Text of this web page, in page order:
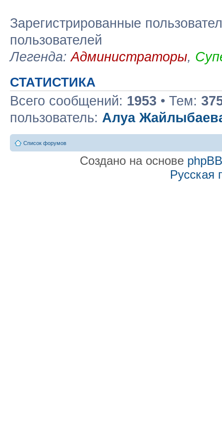
Зарегистрированные
пользователей
Легенда:Администраторы,
СТАТИСТИКА
Всего сообщений: 1953 • Тем:
пользователь: Алуа
Список форумов
Создано на основе phpBB
Русская